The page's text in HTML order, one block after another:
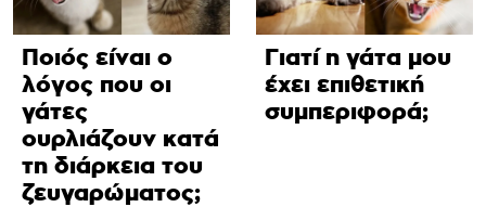
Ποιός είναι ο
λόγος που οι
γάτες
ουρλιάζουν κατά
τη διάρκεια του
ζευγαρώματος;
Γιατί η γάτα μου
έχει επιθετική
συμπεριφορά;